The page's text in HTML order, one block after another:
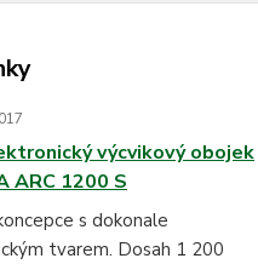
výcvikový obojek
ARC 1200 S
s dokonale
tvarem. Dosah 1 200